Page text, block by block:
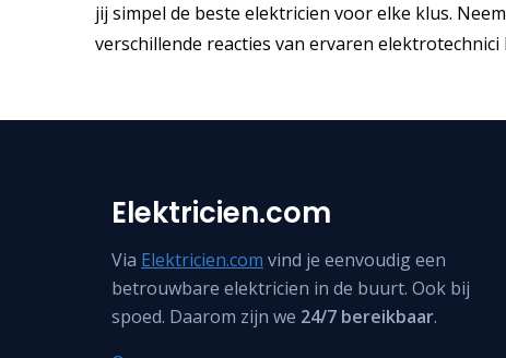
jij simpel de beste elektricien voor elke klus.
verschillende reacties van ervaren
Elektricien.com
Via Elektricien.com vind je eenvoudig een
betrouwbare elektricien in de buurt. Ook bij
spoed. Daarom zijn we 24/7 bereikbaar.